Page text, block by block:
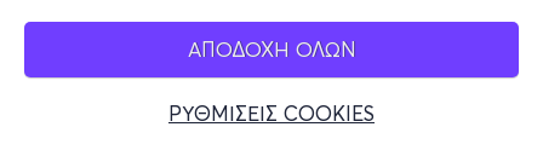
ΑΠΟΔΟΧΗ ΟΛΩΝ
ΡΥΘΜΙΣΕΙΣ COOKIES